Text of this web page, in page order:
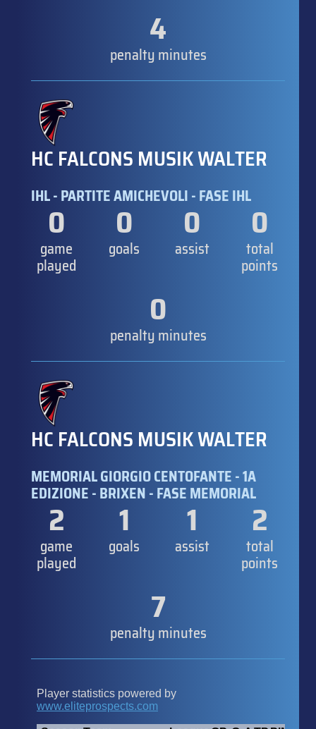
4
penalty minutes
HC FALCONS MUSIK WALTER
IHL - PARTITE AMICHEVOLI - FASE IHL
0
game
played
0
goals
0
assist
0
total
points
0
penalty minutes
HC FALCONS MUSIK WALTER
MEMORIAL GIORGIO CENTOFANTE - 1A
EDIZIONE - BRIXEN - FASE MEMORIAL
2
game
played
1
goals
1
assist
2
total
points
7
penalty minutes